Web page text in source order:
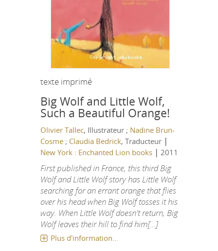
texte imprimé
Big Wolf and Little Wolf,
Such a Beautiful Orange!
Olivier Tallec, Illustrateur ; Nadine Brun-
Cosme; Claudia Bedrick, Traducteur |
New York : Enchanted Lion books| 2011
First published in France, this third Big
Wolf and Little Wolf story has Little Wolf
searching for an errant orange that flies
over his head when Big Wolf tosses it his
way. When Little Wolf doesn't return, Big
Wolf leaves their hill to find him[...]
Plus d'information...